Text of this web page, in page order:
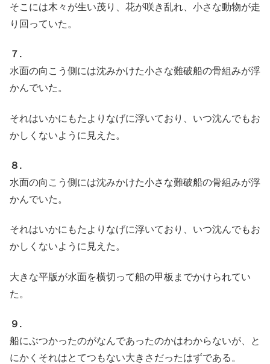
そこには木々が生い茂り、花が咲き乱れ、小さな動物が走
り回っていた。
７.
水面の向こう側には沈みかけた小さな難破船の骨組みが浮
かんでいた。
それはいかにもたよりなげに浮いており、いつ沈んでもお
かしくないように見えた。
８.
水面の向こう側には沈みかけた小さな難破船の骨組みが浮
かんでいた。
それはいかにもたよりなげに浮いており、いつ沈んでもお
かしくないように見えた。
大きな平版が水面を横切って船の甲板までかけられてい
た。
９.
船にぶつかったのがなんであったのかはわからないが、と
にかくそれはとてつもない大きさだったはずである。